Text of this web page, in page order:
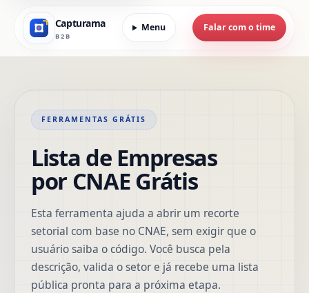
Capturama
B2B
Menu Falar com o time
FERRAMENTAS GRÁTIS
Lista de Empresas
por CNAE Grátis
Esta ferramenta ajuda a abrir um recorte
setorial com base no CNAE, sem exigir que o
usuário saiba o código. Você busca pela
descrição, valida o setor e já recebe uma lista
pública pronta para a próxima etapa.